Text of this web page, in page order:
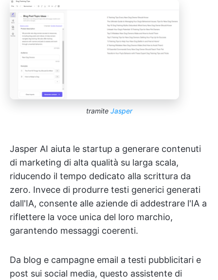
tramite Jasper
Jasper AI aiuta le startup a generare contenuti
di marketing di alta qualità su larga scala,
riducendo il tempo dedicato alla scrittura da
zero. Invece di produrre testi generici generati
dall'IA, consente alle aziende di addestrare l'IA a
riflettere la voce unica del loro marchio,
garantendo messaggi coerenti.
Da blog e campagne email a testi pubblicitari e
post sui social media, questo assistente di